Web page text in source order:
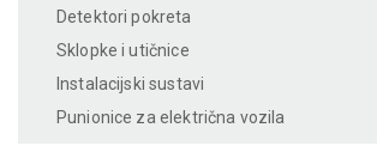
Detektori pokreta
Sklopke i utičnice
Instalacijski sustavi
Punionice za električna vozila